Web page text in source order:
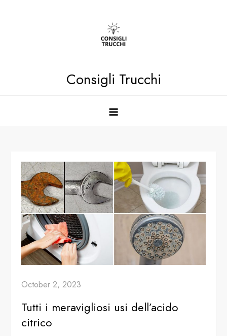
Consigli Trucchi
October 2, 2023
Tutti i meravigliosi usi dell’acido
citrico